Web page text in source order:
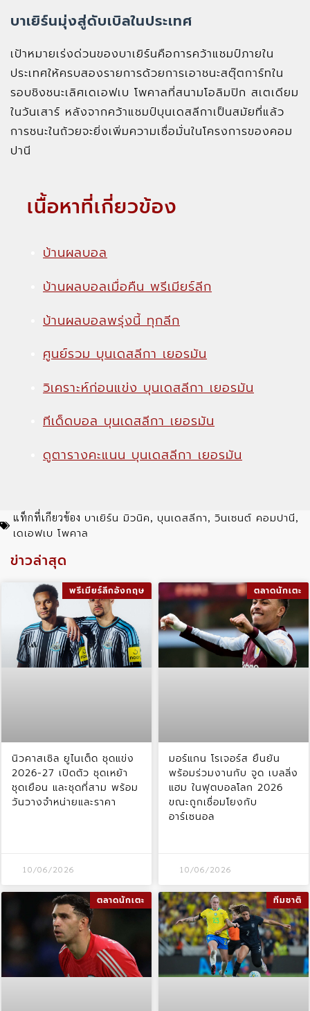
บาเยิร์นมุ่งสู่ดับเบิลในประเทศ
เป้าหมายเร่งด่วนของบาเยิร์นคือการคว้าแชมป์ภายใน
ประเทศให้ครบสองรายการด้วยการเอาชนะสตุ๊ตการ์ทใน
รอบชิงชนะเลิศเดเอฟเบ โพคาลที่สนามโอลิมปิก สเตเดียม
ในวันเสาร์ หลังจากคว้าแชมป์บุนเดสลีกาเป็นสมัยที่แล้ว
การชนะในถ้วยจะยิ่งเพิ่มความเชื่อมั่นในโครงการของคอม
ปานี
เนื้อหาที่เกี่ยวข้อง
บ้านผลบอล
บ้านผลบอลเมื่อคืน พรีเมียร์ลีก
บ้านผลบอลพรุ่งนี้ ทุกลีก
ศูนย์รวม บุนเดสลีกา เยอรมัน
วิเคราะห์ก่อนแข่ง บุนเดสลีกา เยอรมัน
ทีเด็ดบอล บุนเดสลีกา เยอรมัน
ดูตารางคะแนน บุนเดสลีกา เยอรมัน
แท็กที่เกียวข้อง บาเยิร์น มิวนิค, บุนเดสลีกา, วินเซนต์ คอมปานี,
เดเอฟเบ โพคาล
ข่าวล่าสุด
พรีเมียร์ลีกอังกฤษ
นิวคาสเซิล ยูไนเต็ด ชุดแข่ง
2026-27 เปิดตัว ชุดเหย้า
ชุดเยือน และชุดที่สาม พร้อม
วันวางจำหน่ายและราคา
10/06/2026
ตลาดนักเตะ
มอร์แกน โรเจอร์ส ยืนยัน
พร้อมร่วมงานกับ จูด เบลลิ่ง
แฮม ในฟุตบอลโลก 2026
ขณะถูกเชื่อมโยงกับ
อาร์เซนอล
10/06/2026
ตลาดนักเตะ ทีมชาติ